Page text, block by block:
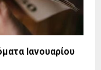
Ιανουαρίου